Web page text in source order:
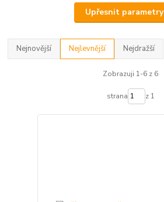
Upřesnit parametry
Nejnovější Nejlevnější Nejdražší
Zobrazuji 1-6 z 6
strana z 1